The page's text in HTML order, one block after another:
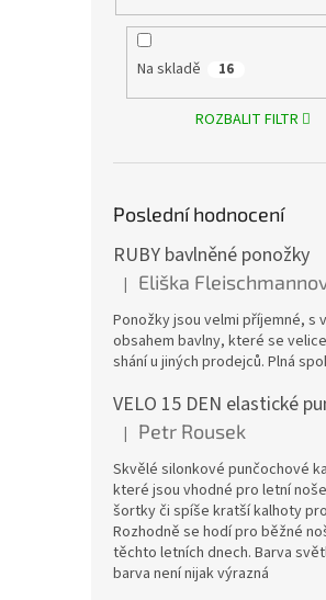
Na skladě 16
ROZBALIT FILTR
Poslední hodnocení
RUBY bavlněné ponožky
Hodnocení produktu je 5 z 5
| Eliška
Ponožky jsou velmi příjemné, s
obsahem bavlny, které se
shání u jiných prodejců. Plná
Hodnocení produktu je 5 z 5
| Petr Rousek
Skvělé silonkové punčochové
které jsou vhodné pro letní
šortky či spíše kratší kalhoty
Rozhodně se hodí pro běžné
těchto letních dnech. Barva
barva není nijak výrazná